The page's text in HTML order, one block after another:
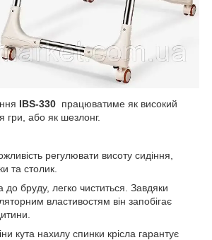
IBS-330 працюватиме як високий
гри, або як шезлонг.
регулювати висоту сидіння,
та столик.
до бруду, легко чиститься. Завдяки
властивостям він запобігає
кута нахилу спинки крісла гарантує